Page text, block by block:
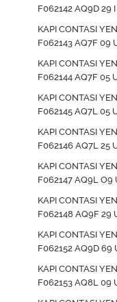
F062142 AQ9D 29
KAPI CONTASI
F062143 AQ7F 09
KAPI CONTASI
F062144 AQ7F 05
KAPI CONTASI
F062145 AQ7L 05
KAPI CONTASI
F062146 AQ7L 25
KAPI CONTASI
F062147 AQ9L O9
KAPI CONTASI
F062148 AQ9F 29
KAPI CONTASI
F062152 AQ9D 69
KAPI CONTASI
F062153 AQ8L 09